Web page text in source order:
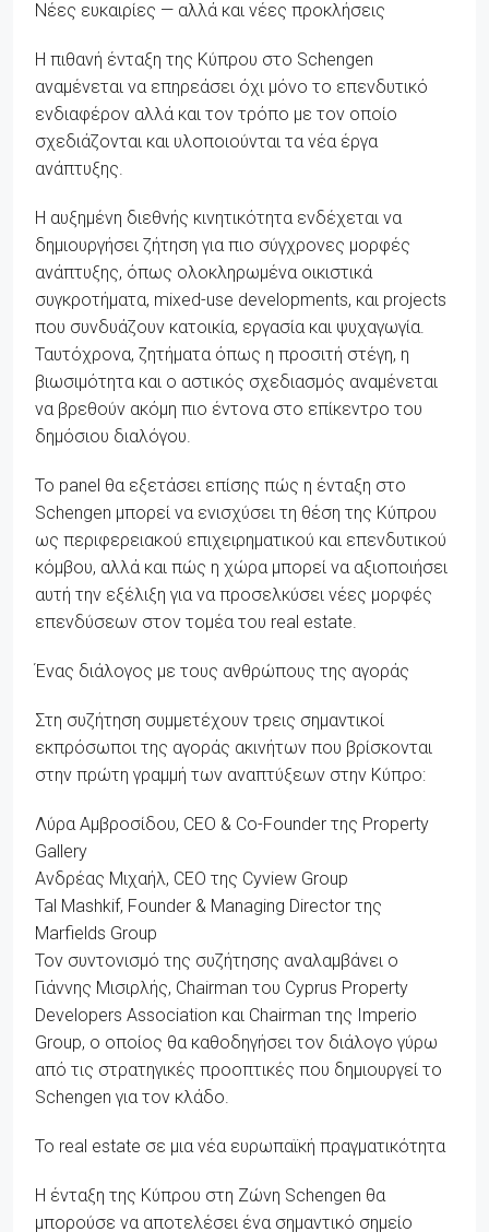
Νέες ευκαιρίες — αλλά και νέες προκλήσεις
Η πιθανή ένταξη της Κύπρου στο Schengen
αναμένεται να επηρεάσει όχι μόνο το επενδυτικό
ενδιαφέρον αλλά και τον τρόπο με τον οποίο
σχεδιάζονται και υλοποιούνται τα νέα έργα
ανάπτυξης.
Η αυξημένη διεθνής κινητικότητα ενδέχεται να
δημιουργήσει ζήτηση για πιο σύγχρονες μορφές
ανάπτυξης, όπως ολοκληρωμένα οικιστικά
συγκροτήματα, mixed-use developments, και projects
που συνδυάζουν κατοικία, εργασία και ψυχαγωγία.
Ταυτόχρονα, ζητήματα όπως η προσιτή στέγη, η
βιωσιμότητα και ο αστικός σχεδιασμός αναμένεται
να βρεθούν ακόμη πιο έντονα στο επίκεντρο του
δημόσιου διαλόγου.
Το panel θα εξετάσει επίσης πώς η ένταξη στο
Schengen μπορεί να ενισχύσει τη θέση της Κύπρου
ως περιφερειακού επιχειρηματικού και επενδυτικού
κόμβου, αλλά και πώς η χώρα μπορεί να αξιοποιήσει
αυτή την εξέλιξη για να προσελκύσει νέες μορφές
επενδύσεων στον τομέα του real estate.
Ένας διάλογος με τους ανθρώπους της αγοράς
Στη συζήτηση συμμετέχουν τρεις σημαντικοί
εκπρόσωποι της αγοράς ακινήτων που βρίσκονται
στην πρώτη γραμμή των αναπτύξεων στην Κύπρο:
Λύρα Αμβροσίδου, CEO & Co-Founder της Property
Gallery
Ανδρέας Μιχαήλ, CEO της Cyview Group
Tal Mashkif, Founder & Managing Director της
Marfields Group
Τον συντονισμό της συζήτησης αναλαμβάνει ο
Γιάννης Μισιρλής, Chairman του Cyprus Property
Developers Association και Chairman της Imperio
Group, ο οποίος θα καθοδηγήσει τον διάλογο γύρω
από τις στρατηγικές προοπτικές που δημιουργεί το
Schengen για τον κλάδο.
Το real estate σε μια νέα ευρωπαϊκή πραγματικότητα
Η ένταξη της Κύπρου στη Ζώνη Schengen θα
μπορούσε να αποτελέσει ένα σημαντικό σημείο